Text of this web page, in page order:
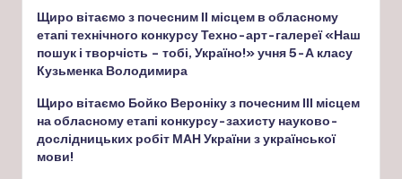
Щиро вітаємо з почесним ІІ місцем в обласному
етапі технічного конкурсу Техно-арт-галереї «Наш
пошук і творчість – тобі, Україно!» учня 5-А класу
Кузьменка Володимира
Щиро вітаємо Бойко Вероніку з почесним ІІІ місцем
на обласному етапі конкурсу-захисту науково-
дослідницьких робіт МАН України з української
мови!